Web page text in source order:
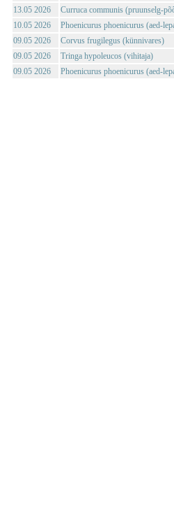
13.05 2026
Curruca communis (pruunselg-
10.05 2026
Phoenicurus phoenicurus (aed-
09.05 2026
Corvus frugilegus (künnivares)
09.05 2026
Tringa hypoleucos (vihitaja)
09.05 2026
Phoenicurus phoenicurus (aed-